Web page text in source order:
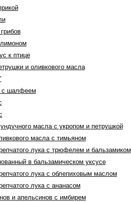
к птице
и оливкового масла
с шалфеем
масла с укропом и петрушкой
масла с тимьяном
лука с трюфелем и бальзамиком
в бальзамическом уксусе
лука с облепиховым маслом
лука с ананасом
и апельсинов с имбирем